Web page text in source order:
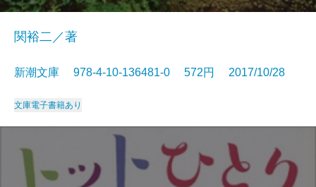
関裕二／著
新潮文庫 978-4-10-136481-0 572円 2017/10/28
文庫電子書籍あり